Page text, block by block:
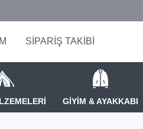
SİPARİŞ TAKİBİ
GİYİM & AYAKKABI